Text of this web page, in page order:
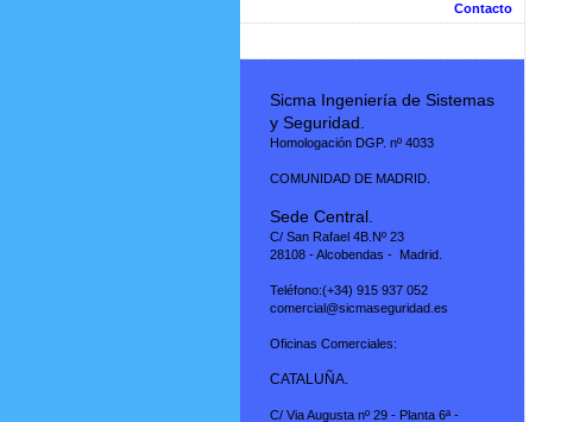
Contacto
Sicma Ingeniería de Sistemas
y Seguridad.
Homologación DGP. nº 4033
COMUNIDAD DE MADRID.
Sede Central.
C/ San Rafael 4B.Nº 23
28108 - Alcobendas - Madrid.
Teléfono:(+34) 915 937 052
comercial@sicmaseguridad.es
Oficinas Comerciales:
CATALUÑA.
C/ Via Augusta nº 29 - Planta 6ª -